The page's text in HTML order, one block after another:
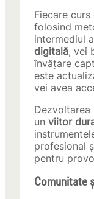
Fiecare
folosind
intermediul
digitală, vei
învățare
este
vei avea
Dezvoltarea
un viitor
profesional
pentru
Comunitate